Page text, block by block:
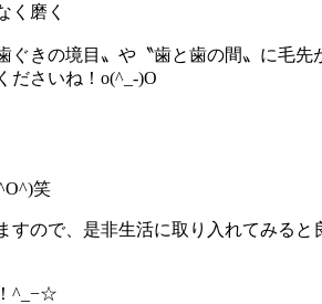
く磨く
ぐきの境目〟や〝歯と歯の間〟 に毛先
ださいね！o(^_-)O
笑
すので、是非生活に取り入れてみると
^_−☆